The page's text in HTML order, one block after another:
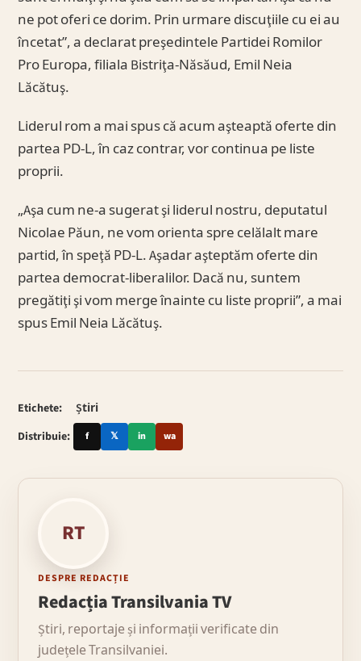
ne pot oferi ce dorim. Prin urmare discuţiile cu ei au
încetat”, a declarat preşedintele Partidei Romilor
Pro Europa, filiala Bistriţa-Năsăud, Emil Neia
Lăcătuş.
Liderul rom a mai spus că acum aşteaptă oferte din
partea PD-L, în caz contrar, vor continua pe liste
proprii.
„Aşa cum ne-a sugerat şi liderul nostru, deputatul
Nicolae Păun, ne vom orienta spre celălalt mare
partid, în speţă PD-L. Aşadar aşteptăm oferte din
partea democrat-liberalilor. Dacă nu, suntem
pregătiţi şi vom merge înainte cu liste proprii”, a mai
spus Emil Neia Lăcătuş.
Etichete:
Știri
Distribuie:
f 𝕏 in wa
RT
DESPRE REDACȚIE
Redacția Transilvania TV
Știri, reportaje și informații verificate din
județele Transilvaniei.